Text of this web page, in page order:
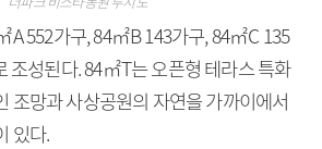
A 552가구, 84㎡B 143가구, 84㎡C 135
조성된다. 84㎡T는 오픈형 테라스 특화
조망과 사상공원의 자연을 가까이에서
있다.